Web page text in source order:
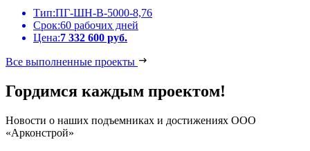
Тип:ПГ-ШН-В-5000-8,76
Срок:60 рабочих дней
Цена:7 332 600 руб.
Все выполненные проекты
Гордимся каждым проектом!
Новости о наших подъемниках и достижениях ООО
«Арконстрой»